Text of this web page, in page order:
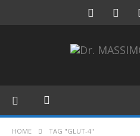
HOME TAG "GLUT-4"